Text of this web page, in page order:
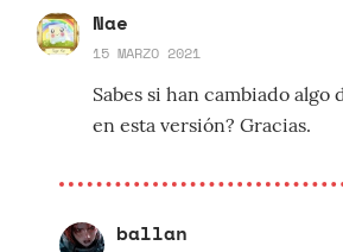
Nae
15 MARZO 2021
Sabes si han cambiado
en esta versión? Gracias.
ballan